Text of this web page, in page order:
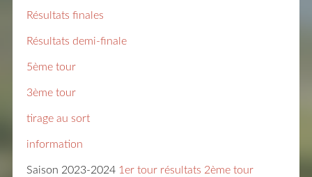
Résultats finales
Résultats demi-finale
5ème tour
3ème tour
tirage au sort
information
Saison 2023-2024 1er tour résultats 2ème tour